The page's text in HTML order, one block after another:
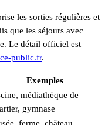
les sorties régulières et
que les séjours avec
Le détail officiel est
public.fr.
Exemples
médiathèque de
gymnase